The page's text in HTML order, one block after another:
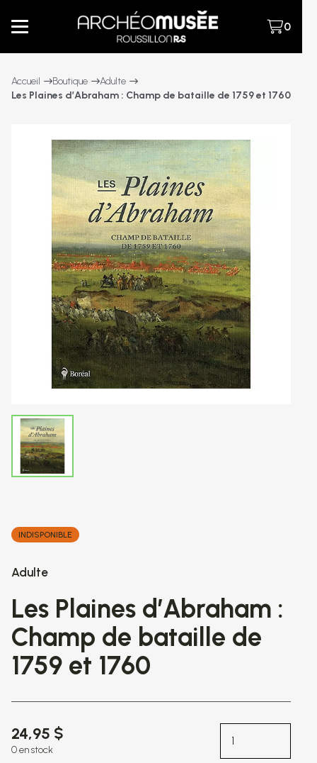
0
Accueil Boutique
Adulte
Les Plaines d’Abraham : Champ de bataille de 1759 et 1760
INDISPONIBLE
Adulte
Les Plaines d’Abraham :
Champ de bataille de
1759 et 1760
24,95 $
0 en stock